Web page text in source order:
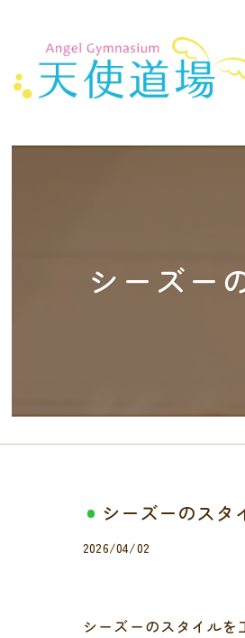
シーズー
シーズーのスタ
2026/04/02
シーズーのスタイル